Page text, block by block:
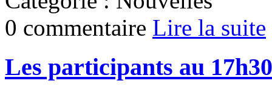
0 commentaire Lire la suite
Les participants au